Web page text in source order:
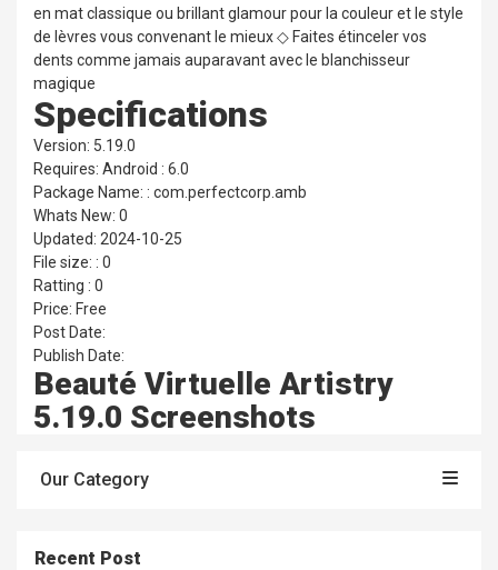
en mat classique ou brillant glamour pour la couleur et le style
de lèvres vous convenant le mieux ◇ Faites étinceler vos
dents comme jamais auparavant avec le blanchisseur
magique
Specifications
Version: 5.19.0
Requires: Android : 6.0
Package Name: : com.perfectcorp.amb
Whats New: 0
Updated: 2024-10-25
File size: : 0
Ratting : 0
Price: Free
Post Date:
Publish Date:
Beauté Virtuelle Artistry
5.19.0 Screenshots
Our Category
Recent Post